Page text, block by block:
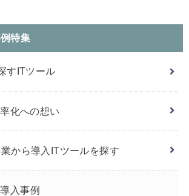
特集
すITツール
化への想い
から導入ITツールを探す
入事例